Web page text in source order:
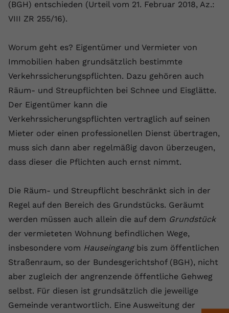
(BGH) entschieden (Urteil vom 21. Februar 2018, Az.:
VIII ZR 255/16).
Worum geht es? Eigentümer und Vermieter von
Immobilien haben grundsätzlich bestimmte
Verkehrssicherungspflichten. Dazu gehören auch
Räum- und Streupflichten bei Schnee und Eisglätte.
Der Eigentümer kann die
Verkehrssicherungspflichten vertraglich auf seinen
Mieter oder einen professionellen Dienst übertragen,
muss sich dann aber regelmäßig davon überzeugen,
dass dieser die Pflichten auch ernst nimmt.
Die Räum- und Streupflicht beschränkt sich in der
Regel auf den Bereich des Grundstücks. Geräumt
werden müssen auch allein die auf dem Grundstück
der vermieteten Wohnung befindlichen Wege,
insbesondere vom Hauseingangbis zum öffentlichen
Straßenraum, so der Bundesgerichtshof (BGH), nicht
aber zugleich der angrenzende öffentliche Gehweg
selbst. Für diesen ist grundsätzlich die jeweilige
Gemeinde verantwortlich. Eine Ausweitung der
Laufzeit 1 Jahr
Zweck
zufällig generierte ID, für die
historische Speicherung Ihrer
vorgenommen Einstellungen, falls der
Webseiten-Betreiber dies eingestellt
hat.
Name fe_typo_user
Anbieter VPB.de
Zweck
Dieses Cookie wird verwendet, um die
Speicherung von
Zweck
wiederzuerkennen und statistische
Name _gcl au
Laufzeit 90 Tage
Conversion-Tracking verwendet, um
Werbeklicks der Nutzung auf unserer
Website zuzuordnen.
Cookie-Informationen anzeigen
Wir verwenden auf unserer Website externe Inhalte,
um Ihnen zusätzliche Informationen anzubieten.
Name vuid
Laufzeit 2 Jahre
Zweck
Tracking-Informationen zu sammeln,
indem es eine eindeutige ID zum
setzt.
Name CONSENT
Laufzeit 2 Jahre
YouTube setzt dieses Cookie über
eingebettete YouTube-Videos und
registriert anonyme statistische Daten.
Cookie-Informationen anzeigen